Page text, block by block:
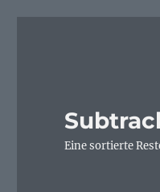
Eine sortierte